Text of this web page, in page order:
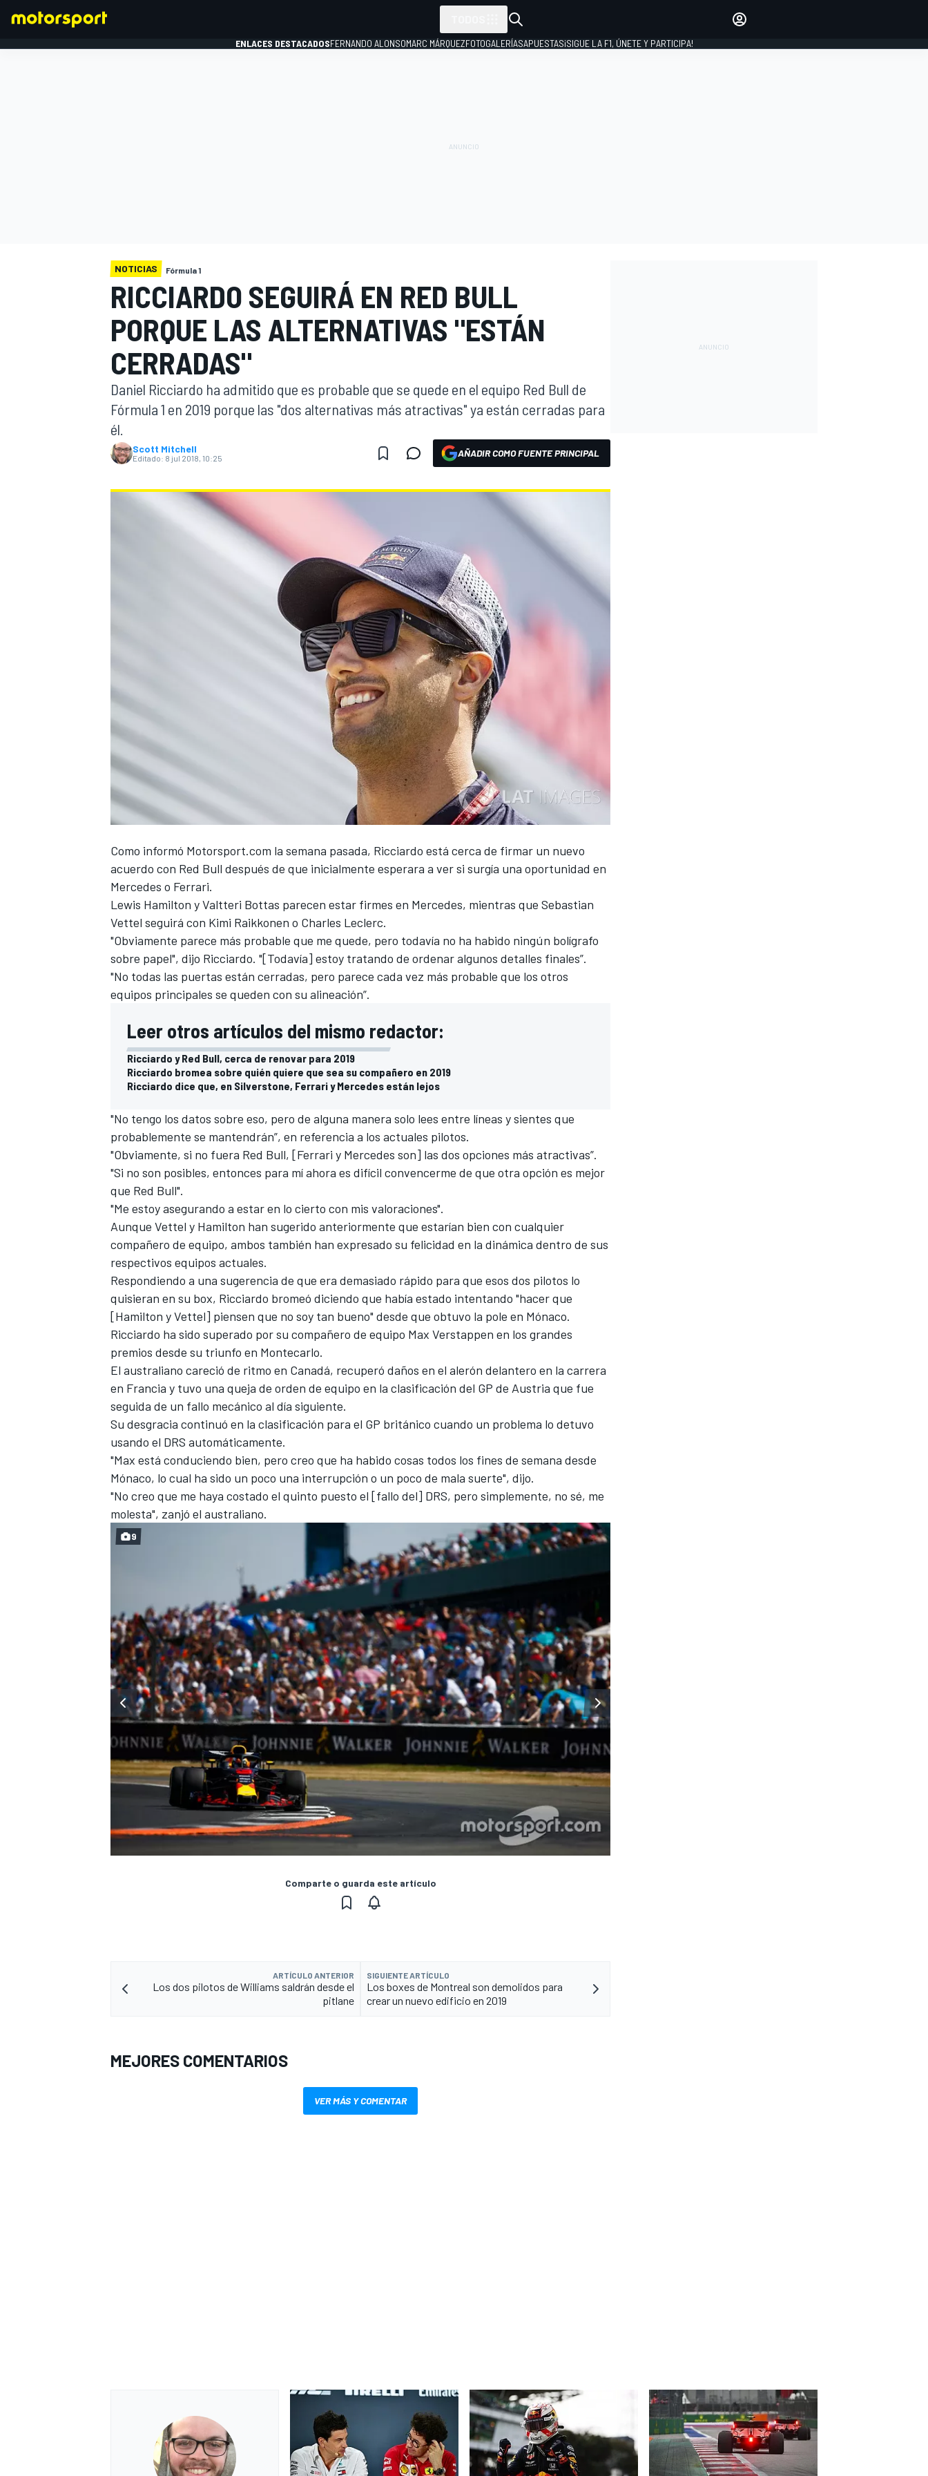
FÓRMULA E
MÁS CATEGORÍAS
ENLACES DESTACADOSFERNANDO ALONSOMARC MÁRQUEZFOTOGALERÍASAPUESTAS¡SIGUE LA F1, ÚNETE Y PARTICIPA!
NOTICIAS Fórmula 1
RICCIARDO SEGUIRÁ EN RED BULL
PORQUE LAS ALTERNATIVAS "ESTÁN
CERRADAS"
Daniel Ricciardo ha admitido que es probable que se quede en el equipo Red Bull de
Fórmula 1 en 2019 porque las "dos alternativas más atractivas" ya están cerradas para
él.
Scott Mitchell
Editado: 8 jul 2018, 10:25 AÑADIR COMO FUENTE PRINCIPAL
Como informó Motorsport.com la semana pasada, Ricciardo está cerca de firmar un nuevo
acuerdo con Red Bull después de que inicialmente esperara a ver si surgía una oportunidad en
Mercedes o Ferrari.
Lewis Hamilton y Valtteri Bottas parecen estar firmes en Mercedes, mientras que Sebastian
Vettel seguirá con Kimi Raikkonen o Charles Leclerc.
"Obviamente parece más probable que me quede, pero todavía no ha habido ningún bolígrafo
sobre papel", dijo Ricciardo. "[Todavía] estoy tratando de ordenar algunos detalles finales”.
"No todas las puertas están cerradas, pero parece cada vez más probable que los otros
equipos principales se queden con su alineación”.
Leer otros artículos del mismo redactor:
Ricciardo y Red Bull, cerca de renovar para 2019
Ricciardo bromea sobre quién quiere que sea su compañero en 2019
Ricciardo dice que, en Silverstone, Ferrari y Mercedes están lejos
"No tengo los datos sobre eso, pero de alguna manera solo lees entre líneas y sientes que
probablemente se mantendrán”, en referencia a los actuales pilotos.
"Obviamente, si no fuera Red Bull, [Ferrari y Mercedes son] las dos opciones más atractivas”.
"Si no son posibles, entonces para mí ahora es difícil convencerme de que otra opción es mejor
que Red Bull".
"Me estoy asegurando a estar en lo cierto con mis valoraciones".
Aunque Vettel y Hamilton han sugerido anteriormente que estarían bien con cualquier
compañero de equipo, ambos también han expresado su felicidad en la dinámica dentro de sus
respectivos equipos actuales.
Respondiendo a una sugerencia de que era demasiado rápido para que esos dos pilotos lo
quisieran en su box, Ricciardo bromeó diciendo que había estado intentando "hacer que
[Hamilton y Vettel] piensen que no soy tan bueno" desde que obtuvo la pole en Mónaco.
Ricciardo ha sido superado por su compañero de equipo Max Verstappen en los grandes
premios desde su triunfo en Montecarlo.
El australiano careció de ritmo en Canadá, recuperó daños en el alerón delantero en la carrera
en Francia y tuvo una queja de orden de equipo en la clasificación del GP de Austria que fue
seguida de un fallo mecánico al día siguiente.
Su desgracia continuó en la clasificación para el GP británico cuando un problema lo detuvo
usando el DRS automáticamente.
"Max está conduciendo bien, pero creo que ha habido cosas todos los fines de semana desde
Mónaco, lo cual ha sido un poco una interrupción o un poco de mala suerte", dijo.
"No creo que me haya costado el quinto puesto el [fallo del] DRS, pero simplemente, no sé, me
molesta", zanjó el australiano.
9
Comparte o guarda este artículo
ARTÍCULO ANTERIOR
Los dos pilotos de Williams saldrán desde el
pitlane
SIGUIENTE ARTÍCULO
Los boxes de Montreal son demolidos para
crear un nuevo edificio en 2019
MEJORES COMENTARIOS
VER MÁS Y COMENTAR